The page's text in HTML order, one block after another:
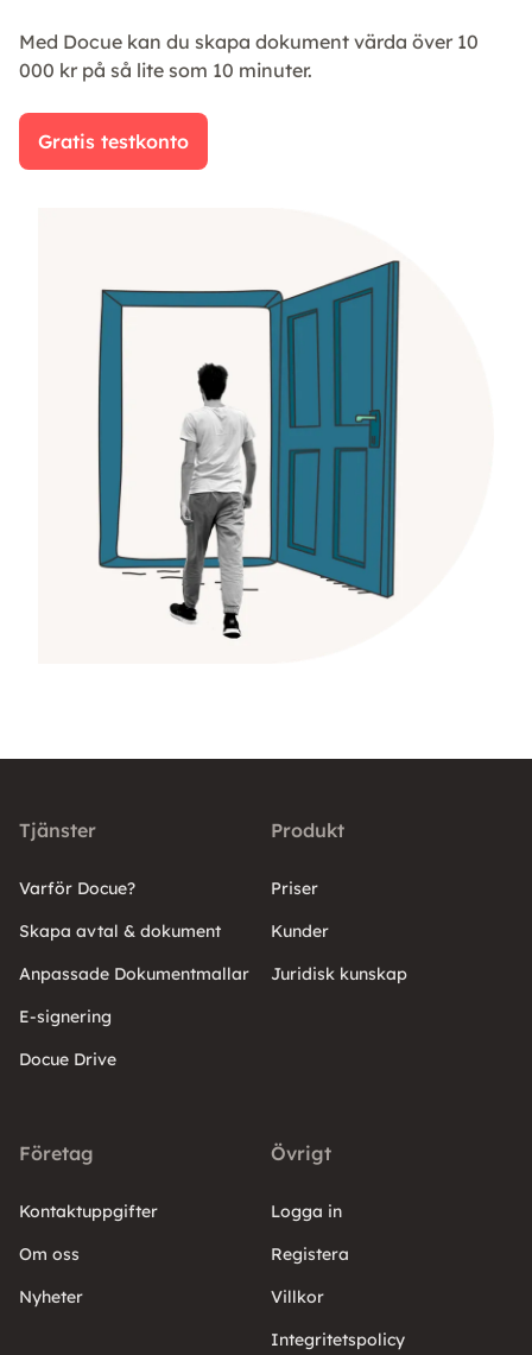
Med Docue kan du skapa dokument värda över 10
000 kr på så lite som 10 minuter.
Gratis testkonto
Tjänster
Varför Docue?
Skapa avtal & dokument
Anpassade Dokumentmallar
E-signering
Docue Drive
Produkt
Priser
Kunder
Juridisk kunskap
Företag
Kontaktuppgifter
Om oss
Nyheter
Övrigt
Logga in
Registera
Villkor
Integritetspolicy